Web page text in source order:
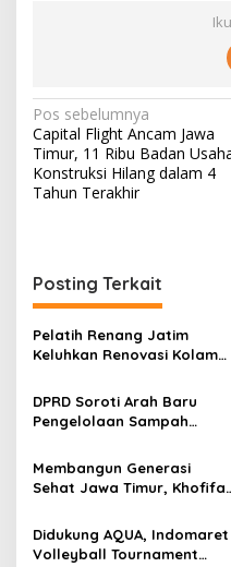
N
a
v
a
s
i
p
o
s
Pos sebelumnya
Capital Flight Ancam Jawa
Timur, 11 Ribu Badan
Konstruksi Hilang dalam 4
Tahun Terakhir
Posting Terkait
Pelatih Renang Jatim
Keluhkan Renovasi Kolam
Persiapan Menuju PON 2028
Terganggu
DPRD Soroti Arah Baru
Pengelolaan Sampah
TPA Benowo
Membangun Generasi
Sehat Jawa Timur,
Bersama Kadindik Aries
Agung Paewai
Didukung AQUA, Indomaret
Volleyball Tournament